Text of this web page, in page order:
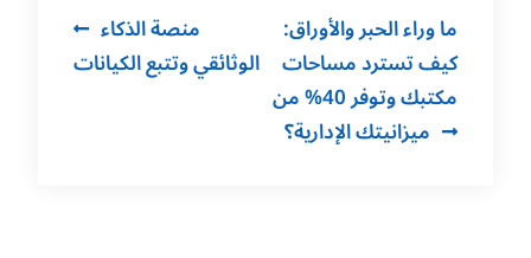
Post
navigation
منصة الذكاء
الوثائقي وتتبع الكيانات
ما وراء الحبر والأوراق:
كيف تسترد مساحات
مكتبك وتوفر 40% من
ميزانيتك الإدارية؟